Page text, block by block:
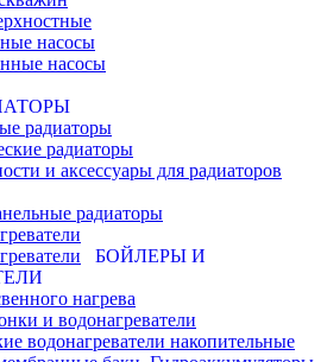
насосы
насосы
радиаторы
радиаторы
и аксессуары для радиаторов
радиаторы
БОЙЛЕРЫ И
нагрева
и водонагреватели
водонагреватели накопительные